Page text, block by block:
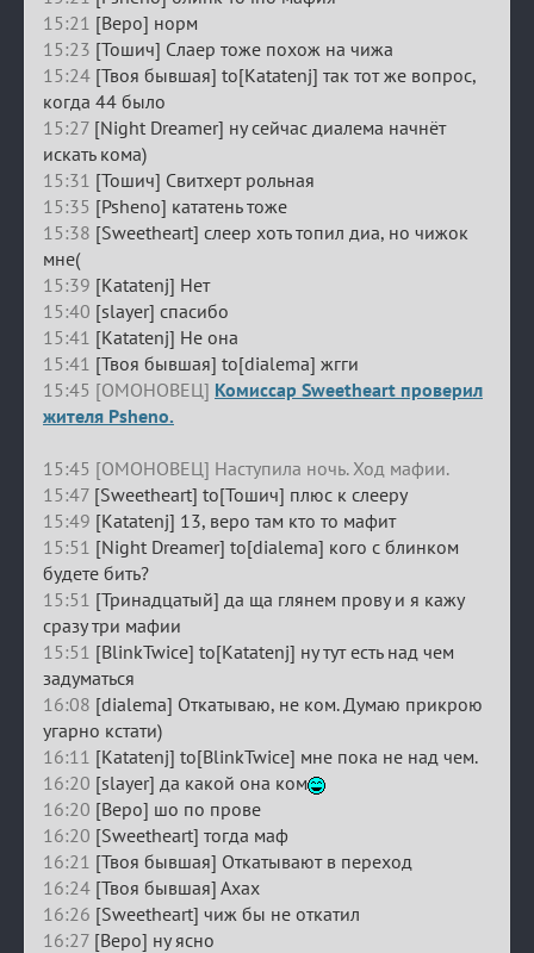
15:21 [Веро] норм
15:23 [Тошич] Слаер тоже похож на чижа
15:24 [Твоя бывшая] to[Katatenj] так тот же вопрос,
когда 44 было
15:27 [Night Dreamer] ну сейчас диалема начнёт
искать кома)
15:31 [Тошич] Свитхерт рольная
15:35 [Psheno] кататень тоже
15:38 [Sweetheart] слеер хоть топил диа, но чижок
мне(
15:39 [Katatenj] Нет
15:40 [slayer] спасибо
15:41 [Katatenj] Не она
15:41 [Твоя бывшая] to[dialema] жгги
15:45 [ОМОНОВЕЦ] Комиссар Sweetheart проверил
жителя Psheno.
15:45 [ОМОНОВЕЦ] Наступила ночь. Ход мафии.
15:47 [Sweetheart] to[Тошич] плюс к слееру
15:49 [Katatenj] 13, веро там кто то мафит
15:51 [Night Dreamer] to[dialema] кого с блинком
будете бить?
15:51 [Тринадцатый] да ща глянем прову и я кажу
сразу три мафии
15:51 [BlinkTwice] to[Katatenj] ну тут есть над чем
задуматься
16:08 [dialema] Откатываю, не ком. Думаю прикрою
угарно кстати)
16:11 [Katatenj] to[BlinkTwice] мне пока не над чем.
16:20 [slayer] да какой она ком
16:20 [Веро] шо по прове
16:20 [Sweetheart] тогда маф
16:21 [Твоя бывшая] Откатывают в переход
16:24 [Твоя бывшая] Ахах
16:26 [Sweetheart] чиж бы не откатил
16:27 [Веро] ну ясно